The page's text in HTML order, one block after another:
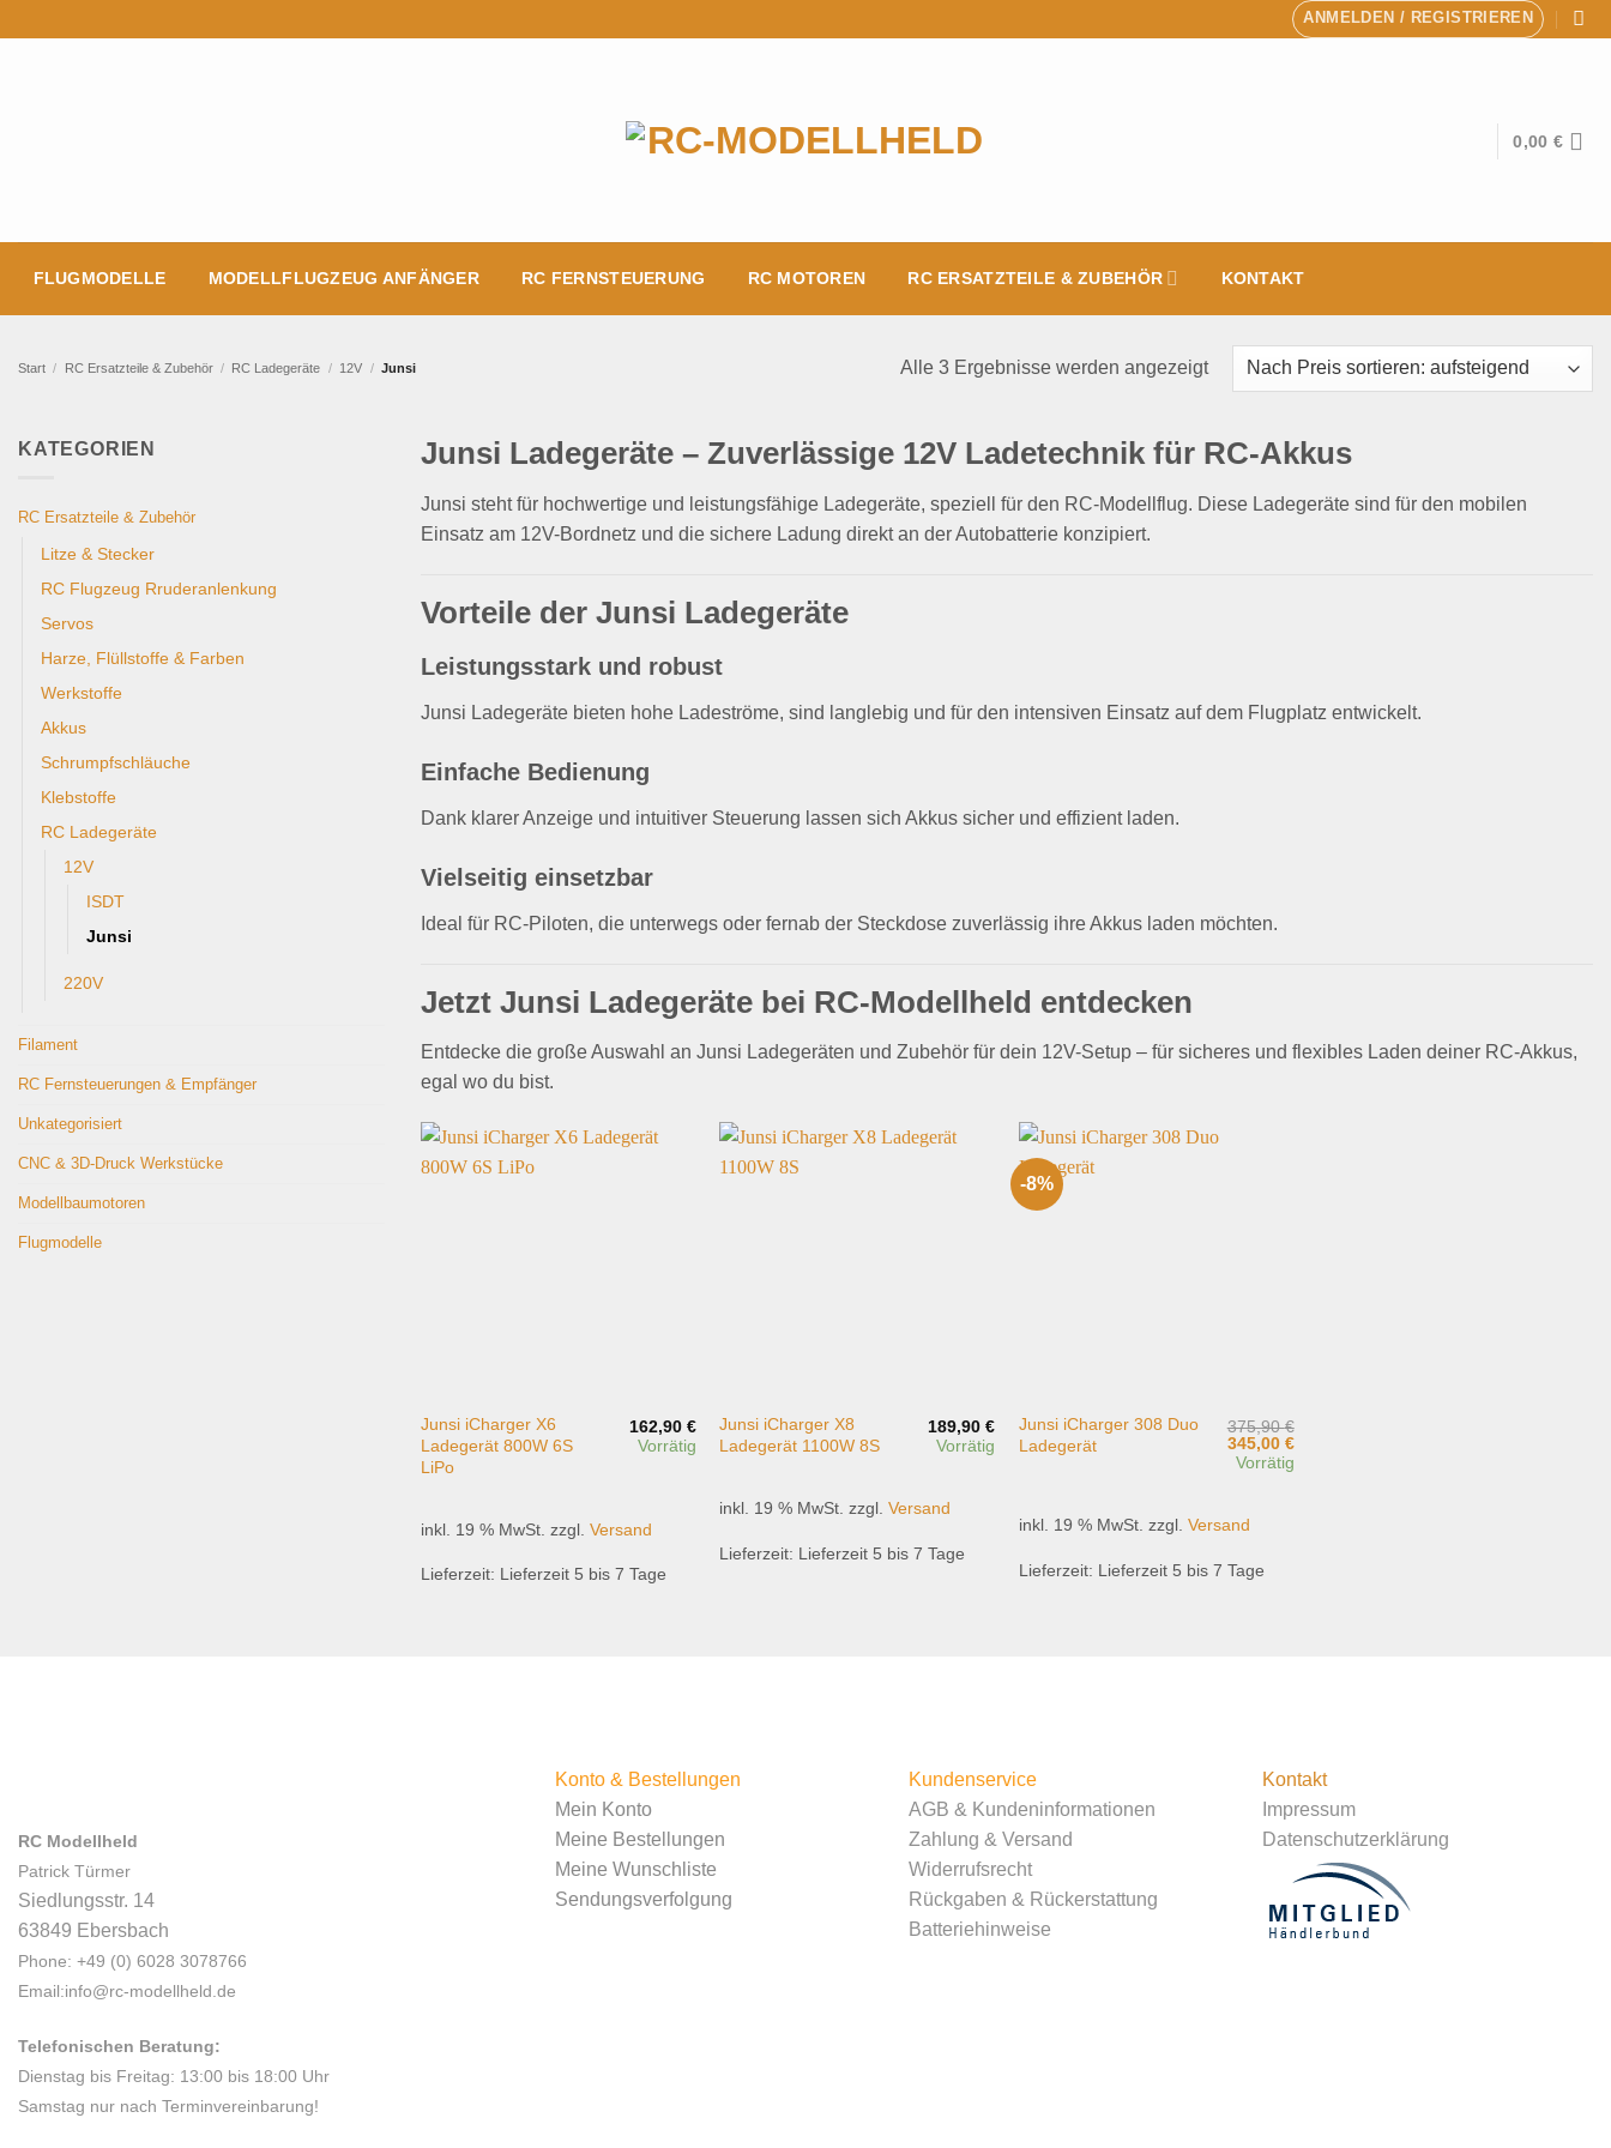
Inhalt
ANMELDEN / REGISTRIEREN
0,00 €
FLUGMODELLE MODELLFLUGZEUG ANFÄNGER RC FERNSTEUERUNG RC MOTOREN RC ERSATZTEILE & ZUBEHÖR KONTAKT
Start / RC Ersatzteile & Zubehör / RC Ladegeräte / 12V / Junsi Alle 3 Ergebnisse werden angezeigtNach
Preis
aufsteigend
KATEGORIEN
RC Ersatzteile & Zubehör
Litze & Stecker
RC Flugzeug Rruderanlenkung
Servos
Harze, Flüllstoffe & Farben
Werkstoffe
Akkus
Schrumpfschläuche
Klebstoffe
RC Ladegeräte
12V
ISDT
Junsi
220V
Filament
RC Fernsteuerungen & Empfänger
Unkategorisiert
CNC & 3D-Druck Werkstücke
Modellbaumotoren
Flugmodelle
Junsi Ladegeräte – Zuverlässige 12V Ladetechnik für RC-Akkus
Junsi steht für hochwertige und leistungsfähige Ladegeräte, speziell für den RC-Modellflug. Diese Ladegeräte sind für den mobilen
Einsatz am 12V-Bordnetz und die sichere Ladung direkt an der Autobatterie konzipiert.
Vorteile der Junsi Ladegeräte
Leistungsstark und robust
Junsi Ladegeräte bieten hohe Ladeströme, sind langlebig und für den intensiven Einsatz auf dem Flugplatz entwickelt.
Einfache Bedienung
Dank klarer Anzeige und intuitiver Steuerung lassen sich Akkus sicher und effizient laden.
Vielseitig einsetzbar
Ideal für RC-Piloten, die unterwegs oder fernab der Steckdose zuverlässig ihre Akkus laden möchten.
Jetzt Junsi Ladegeräte bei RC-Modellheld entdecken
Entdecke die große Auswahl an Junsi Ladegeräten und Zubehör für dein 12V-Setup – für sicheres und flexibles Laden deiner RC-Akkus,
egal wo du bist.
Junsi iCharger X6
Ladegerät 800W 6S
LiPo
162,90 €
Vorrätig
inkl. 19 % MwSt. zzgl. Versand
Lieferzeit: Lieferzeit 5 bis 7 Tage
Junsi iCharger X8
Ladegerät 1100W 8S
189,90€
Vorrätig
inkl. 19 % MwSt. zzgl.Versand
Lieferzeit: Lieferzeit 5 bis 7 Tage
-8%
Junsi iCharger 308 Duo
Ladegerät
375,90€
Ursprünglicher
Preis
345,00 €Aktueller
Preis
ist:
Vorrätig
inkl. 19 % MwSt. zzgl. Versand
Lieferzeit: Lieferzeit 5 bis 7 Tage
RC Modellheld
Patrick Türmer
Siedlungsstr. 14
63849 Ebersbach
Phone: +49 (0) 6028 3078766
Email:info@rc-modellheld.de
Telefonischen Beratung:
Dienstag bis Freitag: 13:00 bis 18:00 Uhr
Samstag nur nach Terminvereinbarung!
Konto & Bestellungen
Mein Konto
Meine Bestellungen
Meine Wunschliste
Sendungsverfolgung
Kundenservice
AGB & Kundeninformationen
Zahlung & Versand
Widerrufsrecht
Rückgaben & Rückerstattung
Batteriehinweise
Kontakt
Impressum
Datenschutzerklärung